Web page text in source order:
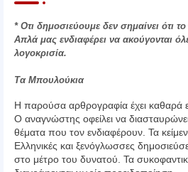
* Οτι δημοσιεύουμε δεν σημαίνει ότι το
Απλά μας ενδιαφέρει να ακούγονται
λογοκρισία.
Τα Μπουλούκια
Η παρούσα αρθρογραφία έχει καθαρά
Ο αναγνώστης οφείλει να
θέματα που τον ενδιαφέρουν. Τα
Ελληνικές και ξενόγλωσσες
στο μέτρο του δυνατού. Τα